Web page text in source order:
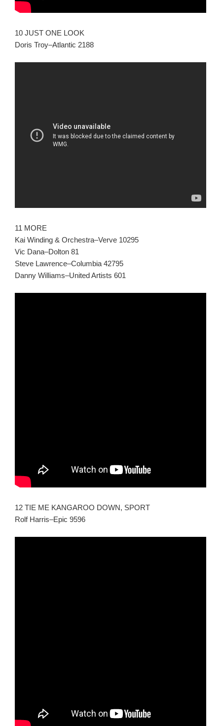
10 JUST ONE LOOK
Doris Troy–Atlantic 2188
11 MORE
Kai Winding & Orchestra–Verve 10295
Vic Dana–Dolton 81
Steve Lawrence–Columbia 42795
Danny Williams–United Artists 601
12 TIE ME KANGAROO DOWN, SPORT
Rolf Harris–Epic 9596